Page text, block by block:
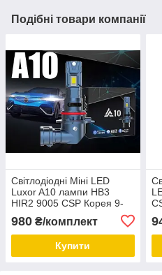
Подібні товари компанії
Світлодіодні Міні LED
Luxor A10 лампи HВ3
HIR2 9005 CSP Корея 9-
Canbus
980 ₴/комплект
Купити